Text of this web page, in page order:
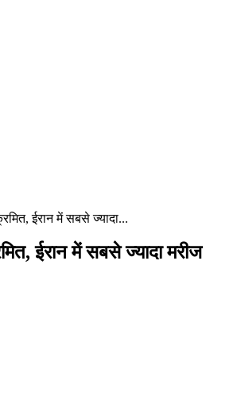
ईरान में सबसे ज्यादा...
ईरान में सबसे ज्यादा मरीज